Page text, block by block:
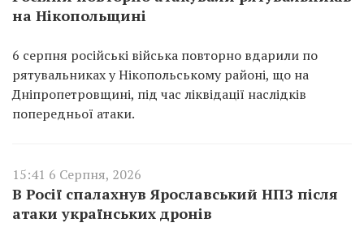
на Нікопольщині
6 серпня російські війська повторно вдарили по
рятувальниках у Нікопольському районі, що на
Дніпропетровщині, під час ліквідації наслідків
попередньої атаки.
15:41 6 Серпня, 2026
В Росії спалахнув Ярославський НПЗ після
атаки українських дронів